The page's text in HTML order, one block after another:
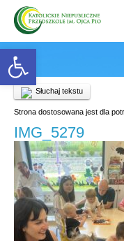
Open toolbar
Słuchaj tekstu
Strona dostosowana jest dla
IMG_5279